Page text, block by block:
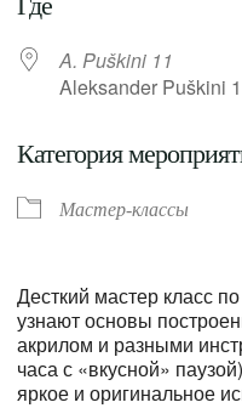
A. Puškini 11
Aleksander Puškini
Категория
Мастер-классы
Десткий мастер класс
узнают основы
акрилом и разными
часа с «вкусной»
яркое и оригинальное